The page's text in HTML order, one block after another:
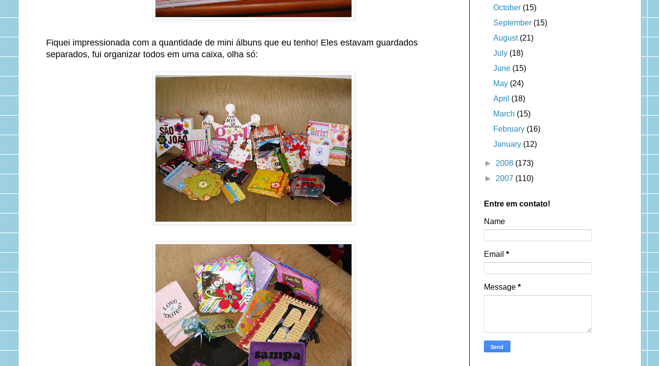
Fiquei impressionada com a quantidade de mini álbuns que eu tenho! Eles estavam guardados
separados, fui organizar todos em uma caixa, olha só:
October (15)
September (15)
August (21)
July (18)
June (15)
May (24)
April (18)
March (15)
February (16)
January (12)
► 2008 (173)
► 2007 (110)
Entre em contato!
Name
Email *
Message *